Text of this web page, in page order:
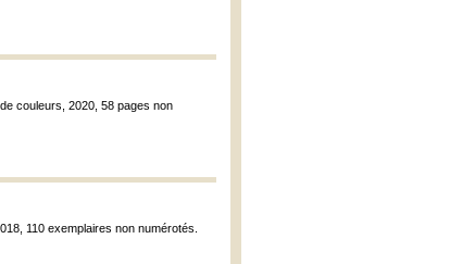
couleurs, 2020, 58 pages non
110 exemplaires non numérotés.